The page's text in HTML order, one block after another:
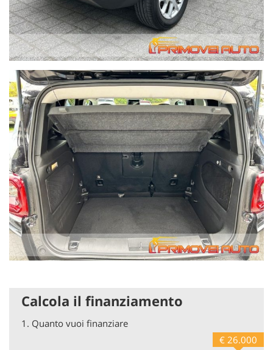
Calcola il finanziamento
1. Quanto vuoi finanziare
€ 26.000